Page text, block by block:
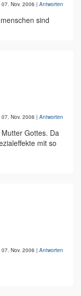
07. Nov. 2006 | Antworten
sind
07. Nov. 2006 | Antworten
Gottes. Da
mit so
07. Nov. 2006 | Antworten